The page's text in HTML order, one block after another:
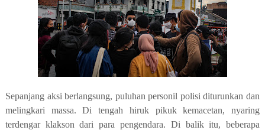
Sepanjang aksi berlangsung, puluhan personil polisi diturunkan dan
melingkari massa. Di tengah hiruk pikuk kemacetan, nyaring
terdengar klakson dari para pengendara. Di balik itu, beberapa